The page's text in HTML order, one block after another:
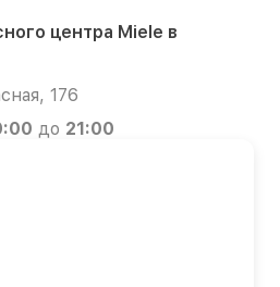
центра Miele в
176
до 21:00